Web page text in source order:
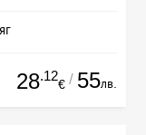
28.12
€ / 55лв.